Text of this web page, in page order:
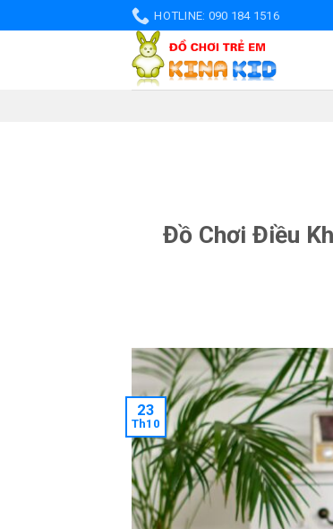
to
HOTLINE: 090 184 1516
Đồ Chơi Điều
23
Th10